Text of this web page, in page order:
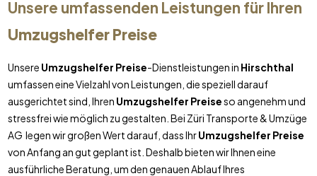
Unsere umfassenden Leistungen für Ihren
Umzugshelfer Preise
Unsere Umzugshelfer Preise-Dienstleistungen in Hirschthal
umfassen eine Vielzahl von Leistungen, die speziell darauf
ausgerichtet sind, Ihren Umzugshelfer Preiseso angenehm und
stressfrei wie möglich zu gestalten. Bei Züri Transporte & Umzüge
AG legen wir großen Wert darauf, dass IhrUmzugshelfer Preise
von Anfang an gut geplant ist. Deshalb bieten wir Ihnen eine
ausführliche Beratung, um den genauen Ablauf Ihres